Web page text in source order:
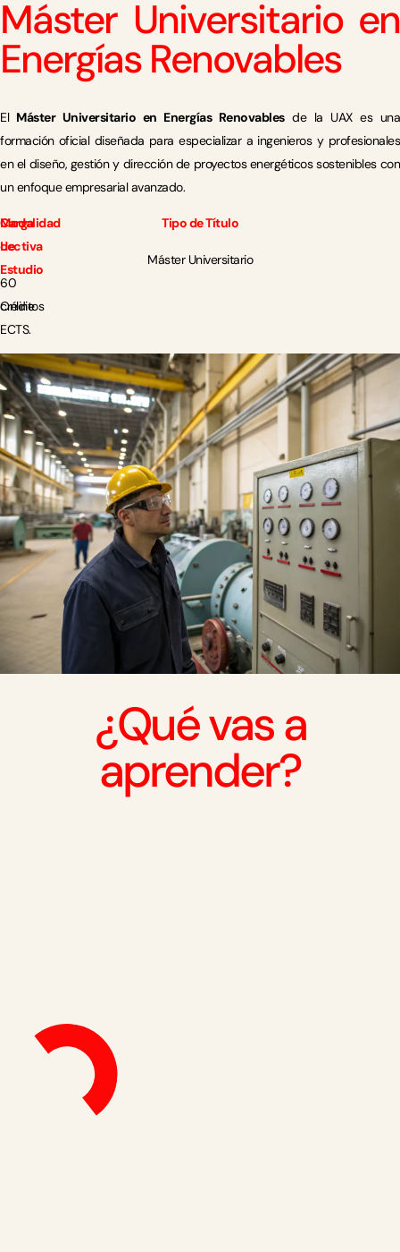
Máster Universitario en
Energías Renovables
El Máster Universitario en Energías Renovablesde la UAX es una
formación oficial diseñada para especializar a ingenieros y profesionales
en el diseño, gestión y dirección de proyectos energéticos sostenibles con
un enfoque empresarial avanzado.
Carga
Lectiva
60
créditos
ECTS.
Modalidad
de
Estudio
Online
Tipo de Título
Máster Universitario
¿Qué vas a
aprender?